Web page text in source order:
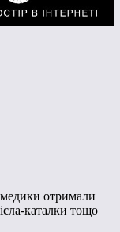
отримали
каталки тощо